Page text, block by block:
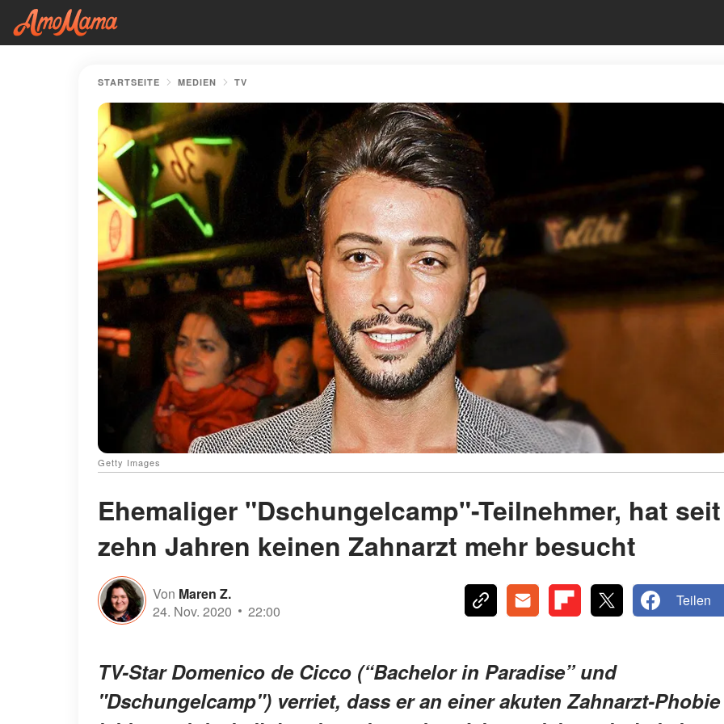
STARTSEITE MEDIEN TV
Getty Images
Ehemaliger "Dschungelcamp"-Teilnehmer, hat seit
zehn Jahren keinen Zahnarzt mehr besucht
Von Maren Z.
24. Nov. 2020
22:00
Teilen
TV-Star Domenico de Cicco (“Bachelor in Paradise” und
"Dschungelcamp") verriet, dass er an einer akuten Zahnarzt-Phobie